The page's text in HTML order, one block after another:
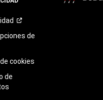
de
cookies
de